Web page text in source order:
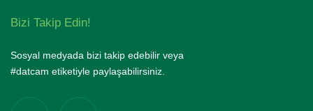
Bizi Takip Edin!
Sosyal medyada bizi takip edebilir veya
#datcam etiketiyle paylaşabilirsiniz.